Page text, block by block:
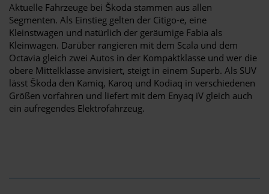
Aktuelle Fahrzeuge bei Škoda stammen aus allen
Segmenten. Als Einstieg gelten der Citigo-e, eine
Kleinstwagen und natürlich der geräumige Fabia als
Kleinwagen. Darüber rangieren mit dem Scala und dem
Octavia gleich zwei Autos in der Kompaktklasse und wer die
obere Mittelklasse anvisiert, steigt in einem Superb. Als SUV
lässt Škoda den Kamiq, Karoq und Kodiaq in verschiedenen
Größen vorfahren und liefert mit dem Enyaq iV gleich auch
ein aufregendes Elektrofahrzeug.